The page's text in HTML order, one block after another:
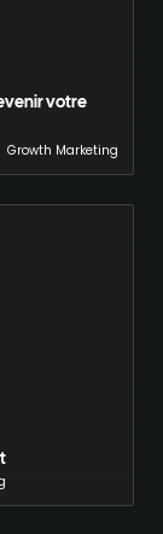
votre
Growth Marketing